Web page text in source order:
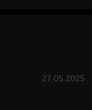
27.05.2025